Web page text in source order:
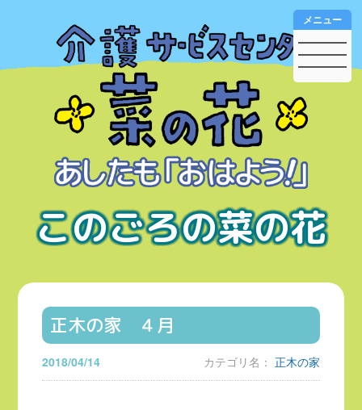
このごろの菜の花
メニュー
正木の家 ４月
2018/04/14 カテゴリ名： 正木の家